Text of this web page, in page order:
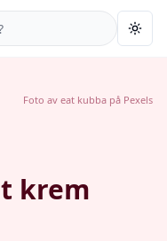
krem
Foto av eat kubba på Pexels